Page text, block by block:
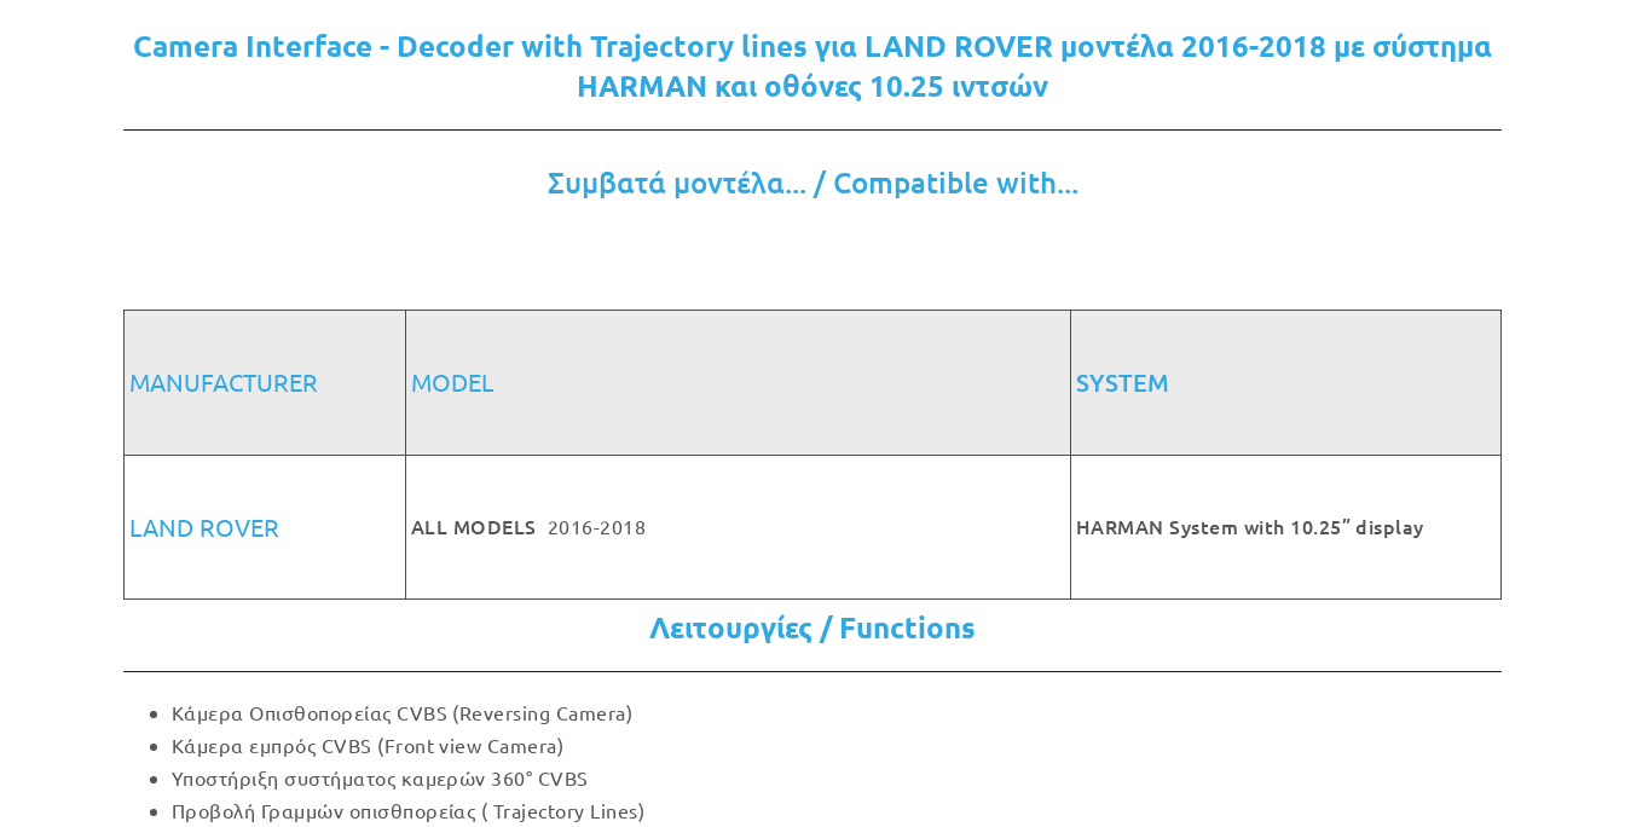
Camera Interface - Decoder with Trajectory lines για LAND ROVER μοντέλα 2016-2018 με σύστημα
HARMAN και οθόνες 10.25 ιντσών
Συμβατά μοντέλα... / Compatible with...
MANUFACTURER MODEL SYSTEM
LAND ROVER ALL MODELS 2016-2018 HARMAN System with 10.25” display
Λειτουργίες / Functions
Κάμερα Οπισθοπορείας CVBS (Reversing Camera)
Κάμερα εμπρός CVBS (Front view Camera)
Υποστήριξη συστήματος καμερών 360° CVBS
Προβολή Γραμμών οπισθπορείας ( Trajectory Lines)